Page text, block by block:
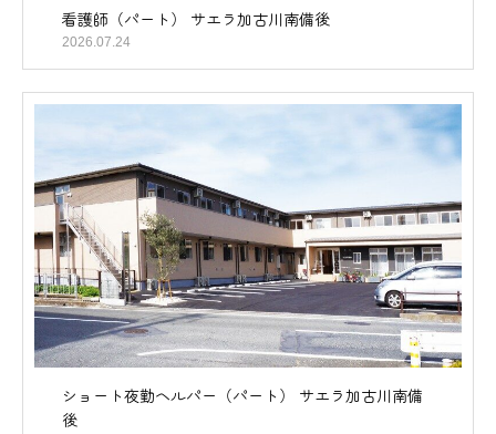
看護師（パート） サエラ加古川南備後
2026.07.24
ショート夜勤ヘルパー（パート） サエラ加古川南備
後